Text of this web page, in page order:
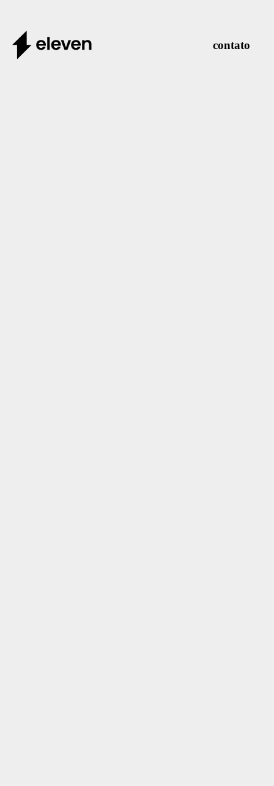
contato